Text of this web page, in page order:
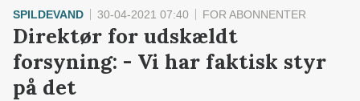
SPILDEVAND 30-04-2021 07:40 FOR ABONNENTER
Direktør for udskældt
forsyning: - Vi har faktisk styr
på det